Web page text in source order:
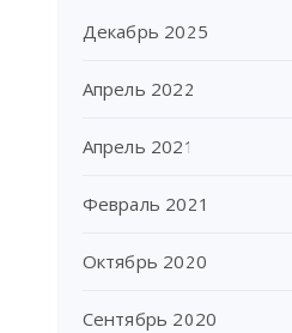
Декабрь 2025
Апрель 2022
Апрель 2021
Февраль 2021
Октябрь 2020
Сентябрь 2020